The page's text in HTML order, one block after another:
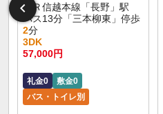
ＪＲ信越本線「長野」駅
バス13分「三本柳東」停歩
2分
3DK
57,000円
礼金0
敷金0
バス・トイレ別